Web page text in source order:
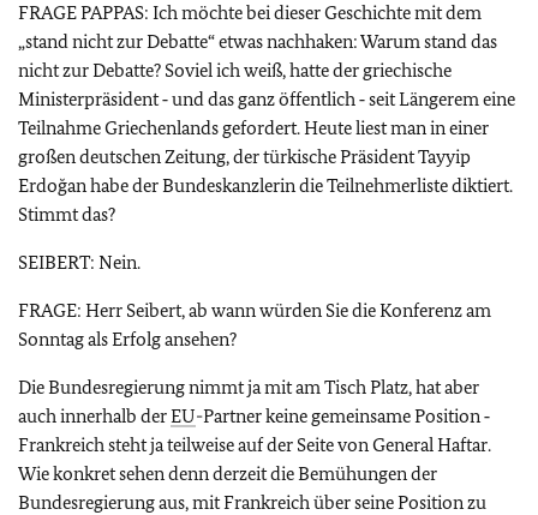
FRAGE PAPPAS: Ich möchte bei dieser Geschichte mit dem
„stand nicht zur Debatte“ etwas nachhaken: Warum stand das
nicht zur Debatte? Soviel ich weiß, hatte der griechische
Ministerpräsident ‑ und das ganz öffentlich ‑ seit Längerem eine
Teilnahme Griechenlands gefordert. Heute liest man in einer
großen deutschen Zeitung, der türkische Präsident Tayyip
Erdoğan habe der Bundeskanzlerin die Teilnehmerliste diktiert.
Stimmt das?
SEIBERT: Nein.
FRAGE: Herr Seibert, ab wann würden Sie die Konferenz am
Sonntag als Erfolg ansehen?
Die Bundesregierung nimmt ja mit am Tisch Platz, hat aber
auch innerhalb derEU-Partner keine gemeinsame Position ‑
Frankreich steht ja teilweise auf der Seite von General Haftar.
Wie konkret sehen denn derzeit die Bemühungen der
Bundesregierung aus, mit Frankreich über seine Position zu